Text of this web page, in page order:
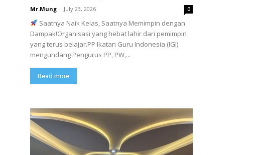
Mr.Mung - July 23, 2026 0
Saatnya Naik Kelas, Saatnya Memimpin dengan
Dampak!Organisasi yang hebat lahir dari pemimpin
yang terus belajar.PP Ikatan Guru Indonesia (IGI)
mengundang Pengurus PP, PW,...
Read more